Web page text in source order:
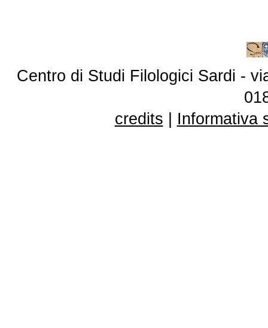
Centro di Studi Filologici Sardi -
credits
Informativa